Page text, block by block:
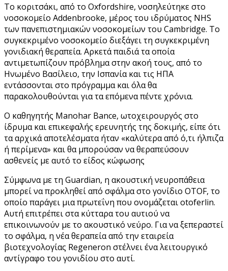
Το κοριτσάκι, από το Oxfordshire, νοσηλεύτηκε στο
νοσοκομείο Addenbrooke, μέρος του ιδρύματος NHS
των πανεπιστημιακών νοσοκομείων του Cambridge. Το
συγκεκριμένο νοσοκομείο διεξάγει τη συγκεκριμένη
γονιδιακή θεραπεία. Αρκετά παιδιά τα οποία
αντιμετωπίζουν πρόβλημα στην ακοή τους, από το
Ηνωμένο Βασίλειο, την Ισπανία και τις ΗΠΑ
εντάσσονται στο πρόγραμμα και όλα θα
παρακολουθούνται για τα επόμενα πέντε χρόνια.
Ο καθηγητής Manohar Bance, ωτοχειρουργός στο
ίδρυμα και επικεφαλής ερευνητής της δοκιμής, είπε ότι
τα αρχικά αποτελέσματα ήταν «καλύτερα από ό,τι ήλπιζα
ή περίμενα» και θα μπορούσαν να θεραπεύσουν
ασθενείς με αυτό το είδος κώφωσης
Σύμφωνα με τη Guardian, η ακουστική νευροπάθεια
μπορεί να προκληθεί από σφάλμα στο γονίδιο OTOF, το
οποίο παράγει μια πρωτεΐνη που ονομάζεται otoferlin.
Αυτή επιτρέπει στα κύτταρα του αυτιού να
επικοινωνούν με το ακουστικό νεύρο. Για να ξεπεραστεί
το σφάλμα, η νέα θεραπεία από την εταιρεία
βιοτεχνολογίας Regeneron στέλνει ένα λειτουργικό
αντίγραφο του γονιδίου στο αυτί.